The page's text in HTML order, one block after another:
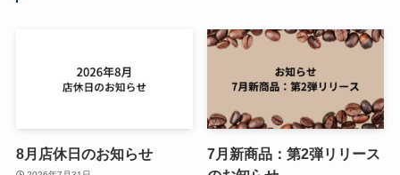
8月店休日のお知らせ
7月新商品：第2弾リリース